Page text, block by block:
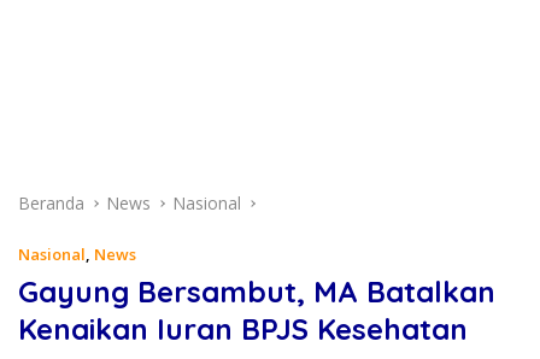
Beranda News Nasional
Nasional, News
Gayung Bersambut, MA Batalkan
Kenaikan Iuran BPJS Kesehatan